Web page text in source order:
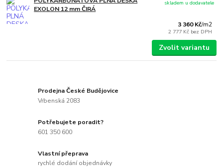
EXOLON 12 mm ČIRÁ
3 360 Kč/m2
2 777 Kč bez DPH
skladem u dodavatele
Zvolit variantu
Prodejna České Budějovice
Vrbenská 2083
Potřebujete poradit?
601 350 600
Vlastní přeprava
rychlé dodání objednávky